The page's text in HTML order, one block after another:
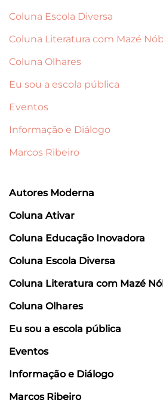
Coluna Escola Diversa
Coluna Literatura com Mazé
Coluna Olhares
Eu sou a escola pública
Eventos
Informação e Diálogo
Marcos Ribeiro
Autores Moderna
Coluna Ativar
Coluna Educação Inovadora
Coluna Escola Diversa
Coluna Literatura com Mazé
Coluna Olhares
Eu sou a escola pública
Eventos
Informação e Diálogo
Marcos Ribeiro